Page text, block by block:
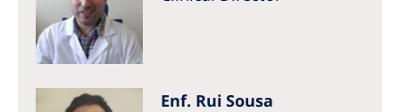
Enf. Rui Sousa